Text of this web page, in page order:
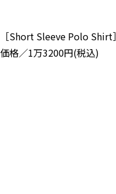
［Short Sleeve Polo Shirt］
価格／1万3200円(税込)